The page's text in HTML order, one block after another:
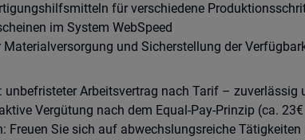
für verschiedene
im System WebSpeed
Materialversorgung und Sicherstellung der
unbefristeter Arbeitsvertrag nach Tarif – zuverlässig
Vergütung nach dem Equal-Pay-Prinzip (ca.
Freuen Sie sich auf abwechslungsreiche